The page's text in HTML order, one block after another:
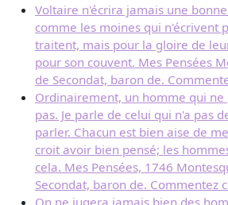
Voltaire n'écrira jamais une
comme les moines qui n'écrivent
traitent, mais pour la gloire de
pour son couvent. Mes Pensées
de Secondat, baron de.
Ordinairement, un homme qui ne
pas. Je parle de celui qui n'a pas
parler. Chacun est bien aise de
croit avoir bien pensé; les
cela. Mes Pensées, 1746
Secondat, baron de. Commentez
On ne jugera jamais bien des